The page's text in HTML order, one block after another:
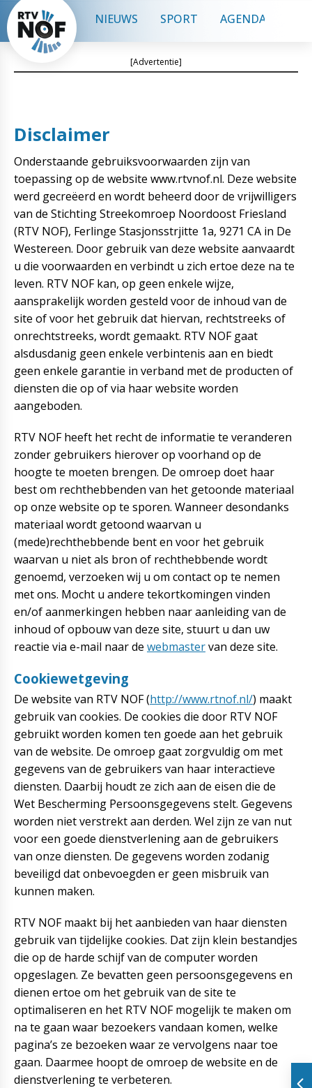
NIEUWS SPORT AGENDA
[Advertentie]
Disclaimer
Onderstaande gebruiksvoorwaarden zijn van
toepassing op de website www.rtvnof.nl. Deze website
werd gecreëerd en wordt beheerd door de vrijwilligers
van de Stichting Streekomroep Noordoost Friesland
(RTV NOF), Ferlinge Stasjonsstrjitte 1a, 9271 CA in De
Westereen. Door gebruik van deze website aanvaardt
u die voorwaarden en verbindt u zich ertoe deze na te
leven. RTV NOF kan, op geen enkele wijze,
aansprakelijk worden gesteld voor de inhoud van de
site of voor het gebruik dat hiervan, rechtstreeks of
onrechtstreeks, wordt gemaakt. RTV NOF gaat
alsdusdanig geen enkele verbintenis aan en biedt
geen enkele garantie in verband met de producten of
diensten die op of via haar website worden
aangeboden.
RTV NOF heeft het recht de informatie te veranderen
zonder gebruikers hierover op voorhand op de
hoogte te moeten brengen. De omroep doet haar
best om rechthebbenden van het getoonde materiaal
op onze website op te sporen. Wanneer desondanks
materiaal wordt getoond waarvan u
(mede)rechthebbende bent en voor het gebruik
waarvan u niet als bron of rechthebbende wordt
genoemd, verzoeken wij u om contact op te nemen
met ons. Mocht u andere tekortkomingen vinden
en/of aanmerkingen hebben naar aanleiding van de
inhoud of opbouw van deze site, stuurt u dan uw
reactie via e-mail naar de webmastervan deze site.
Cookiewetgeving
De website van RTV NOF (http://www.rtnof.nl/) maakt
gebruik van cookies. De cookies die door RTV NOF
gebruikt worden komen ten goede aan het gebruik
van de website. De omroep gaat zorgvuldig om met
gegevens van de gebruikers van haar interactieve
diensten. Daarbij houdt ze zich aan de eisen die de
Wet Bescherming Persoonsgegevens stelt. Gegevens
worden niet verstrekt aan derden. Wel zijn ze van nut
voor een goede dienstverlening aan de gebruikers
van onze diensten. De gegevens worden zodanig
beveiligd dat onbevoegden er geen misbruik van
kunnen maken.
RTV NOF maakt bij het aanbieden van haar diensten
gebruik van tijdelijke cookies. Dat zijn klein bestandjes
die op de harde schijf van de computer worden
opgeslagen. Ze bevatten geen persoonsgegevens en
dienen ertoe om het gebruik van de site te
optimaliseren en het RTV NOF mogelijk te maken om
na te gaan waar bezoekers vandaan komen, welke
pagina’s ze bezoeken waar ze vervolgens naar toe
gaan. Daarmee hoopt de omroep de website en de
dienstverlening te verbeteren.